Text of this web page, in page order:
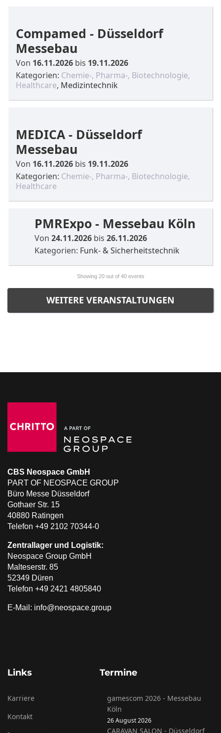
Compamed - Düsseldorf
Messebau
Von 16.11.2026 bis 19.11.2026
Kategorien: Chemie-, Pharma-, Biotechnologie,
Healthcare, Medizintechnik
MEDICA - Düsseldorf
Messebau
Von 16.11.2026 bis 19.11.2026
Kategorien: Chemie-, Pharma-, Biotechnologie,
Healthcare
PMRExpo - Messebau Köln
Von24.11.2026 bis26.11.2026
Kategorien: Funk- & Sicherheitstechnik
Showing 20out of 40 events
WEITERE VERANSTALTUNGEN
CBS Neospace GmbH
PART OF NEOSPACE GROUP
Büro Messe Düsseldorf
Gothaer Str. 15
40880 Ratingen
Telefon +49 2102 70344-0
Zentrallager und Logistik:
Neospace Group GmbH
Malteserstr. 85
52349 Düren
Telefon +49 2421 4805840
E-Mail: info@neospace.group
Links
Karriere
Kontakt
Termine
gamescom 2026 - Messebau
Köln
26 August 2026
CARAVAN SALON - Düsseldorf